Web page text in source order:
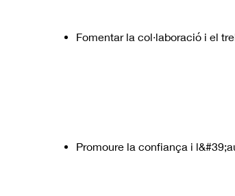
Fomentar la col·laboració i el
Promoure la confiança i